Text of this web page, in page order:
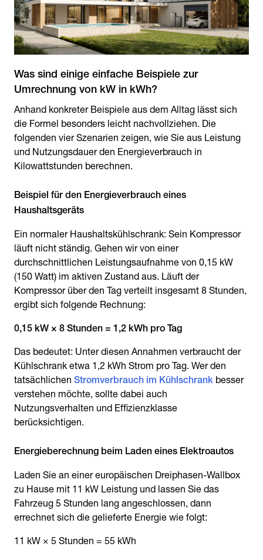
Was sind einige einfache Beispiele zur
Anhand konkreter Beispiele aus dem Alltag lässt sich
die Formel besonders leicht nachvollziehen. Die
folgenden vier Szenarien zeigen, wie Sie aus Leistung
und Nutzungsdauer den Energieverbrauch in
Kilowattstunden berechnen.
Beispiel für den Energieverbrauch eines
Ein normaler Haushaltskühlschrank: Sein Kompressor
läuft nicht ständig. Gehen wir von einer
durchschnittlichen Leistungsaufnahme von 0,15 kW
(150 Watt) im aktiven Zustand aus. Läuft der
Kompressor über den Tag verteilt insgesamt 8 Stunden,
ergibt sich folgende Rechnung:
0,15 kW × 8 Stunden = 1,2 kWh pro Tag
Das bedeutet: Unter diesen Annahmen verbraucht der
Kühlschrank etwa 1,2 kWh Strom pro Tag. Wer den
tatsächlichen Stromverbrauch im Kühlschrank besser
verstehen möchte, sollte dabei auch
Nutzungsverhalten und Effizienzklasse
berücksichtigen.
Energieberechnung beim Laden eines Elektroautos
Laden Sie an einer europäischen Dreiphasen-Wallbox
zu Hause mit 11 kW Leistung und lassen Sie das
Fahrzeug 5 Stunden lang angeschlossen, dann
errechnet sich die gelieferte Energie wie folgt:
11 kW × 5 Stunden = 55 kWh